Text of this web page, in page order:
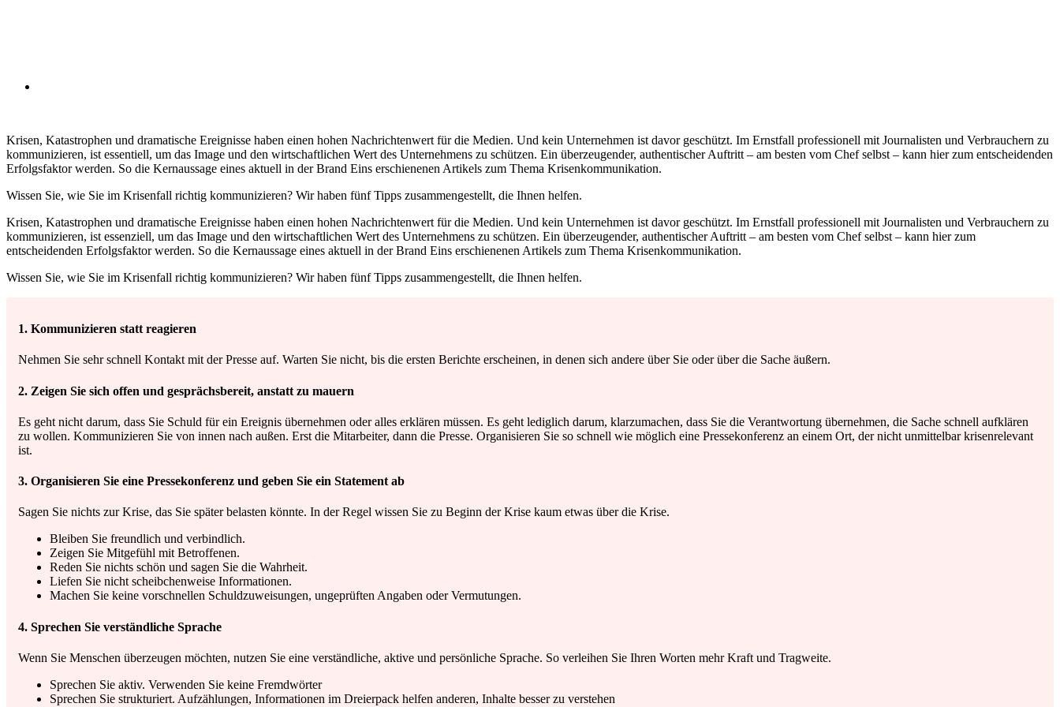
Krisen, Katastrophen und dramatische Ereignisse haben einen hohen Nachrichtenwert für die Medien. Und kein Unternehmen ist davor geschützt. Im Ernstfall professionell mit Journalisten und Verbrauchern zu
kommunizieren, ist essentiell, um das Image und den wirtschaftlichen Wert des Unternehmens zu schützen. Ein überzeugender, authentischer Auftritt – am besten vom Chef selbst – kann hier zum entscheidenden
Erfolgsfaktor werden. So die Kernaussage eines aktuell in der Brand Eins erschienenen Artikels zum Thema Krisenkommunikation.
Wissen Sie, wie Sie im Krisenfall richtig kommunizieren? Wir haben fünf Tipps zusammengestellt, die Ihnen helfen.
Krisen, Katastrophen und dramatische Ereignisse haben einen hohen Nachrichtenwert für die Medien. Und kein Unternehmen ist davor geschützt. Im Ernstfall professionell mit Journalisten und Verbrauchern zu
kommunizieren, ist essenziell, um das Image und den wirtschaftlichen Wert des Unternehmens zu schützen. Ein überzeugender, authentischer Auftritt – am besten vom Chef selbst – kann hier zum
entscheidenden Erfolgsfaktor werden. So die Kernaussage eines aktuell in der Brand Eins erschienenen Artikels zum Thema Krisenkommunikation.
Wissen Sie, wie Sie im Krisenfall richtig kommunizieren? Wir haben fünf Tipps zusammengestellt, die Ihnen helfen.
1. Kommunizieren statt reagieren
Nehmen Sie sehr schnell Kontakt mit der Presse auf. Warten Sie nicht, bis die ersten Berichte erscheinen, in denen sich andere über Sie oder über die Sache äußern.
2. Zeigen Sie sich offen und gesprächsbereit, anstatt zu mauern
Es geht nicht darum, dass Sie Schuld für ein Ereignis übernehmen oder alles erklären müssen. Es geht lediglich darum, klarzumachen, dass Sie die Verantwortung übernehmen, die Sache schnell aufklären
zu wollen. Kommunizieren Sie von innen nach außen. Erst die Mitarbeiter, dann die Presse. Organisieren Sie so schnell wie möglich eine Pressekonferenz an einem Ort, der nicht unmittelbar krisenrelevant
ist.
3. Organisieren Sie eine Pressekonferenz und geben Sie ein Statement ab
Sagen Sie nichts zur Krise, das Sie später belasten könnte. In der Regel wissen Sie zu Beginn der Krise kaum etwas über die Krise.
Bleiben Sie freundlich und verbindlich.
Zeigen Sie Mitgefühl mit Betroffenen.
Reden Sie nichts schön und sagen Sie die Wahrheit.
Liefen Sie nicht scheibchenweise Informationen.
Machen Sie keine vorschnellen Schuldzuweisungen, ungeprüften Angaben oder Vermutungen.
4. Sprechen Sie verständliche Sprache
Wenn Sie Menschen überzeugen möchten, nutzen Sie eine verständliche, aktive und persönliche Sprache. So verleihen Sie Ihren Worten mehr Kraft und Tragweite.
Sprechen Sie aktiv. Verwenden Sie keine Fremdwörter
Sprechen Sie strukturiert. Aufzählungen, Informationen im Dreierpack helfen anderen, Inhalte besser zu verstehen